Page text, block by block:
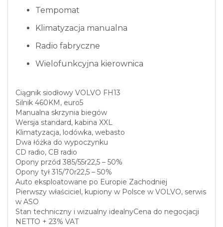
Tempomat
Klimatyzacja manualna
Radio fabryczne
Wielofunkcyjna kierownica
Ciągnik siodłowy VOLVO FH13
Silnik 460KM, euro5
Manualna skrzynia biegów
Wersja standard, kabina XXL
Klimatyzacja, lodówka, webasto
Dwa łóżka do wypoczynku
CD radio, CB radio
Opony przód 385/55r22,5 – 50%
Opony tył 315/70r22,5 – 50%
Auto eksploatowane po Europie Zachodniej
Pierwszy właściciel, kupiony w Polsce w VOLVO, serwis
w ASO
Stan techniczny i wizualny idealnyCena do negocjacji
NETTO + 23% VAT